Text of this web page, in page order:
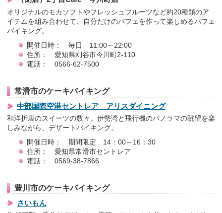
オリジナルのモカソフトやフレッシュフルーツなど約20種類のア
イテムを組み合わせて、自分だけのパフェを作って楽しめるパフェ
バイキング。
開催日時： 毎日 11:00～22:00
住所： 愛知県刈谷市今川町2-110
電話： 0566-62-7500
常滑市のケーキバイキング
中部国際空港セントレア アリスダイニング
和洋折衷のスイーツの数々。伊勢湾と飛行機のパノラマの眺望を楽
しみながら、デザートバイキング。
開催日時： 期間限定 14：00～16：30
住所： 愛知県常滑市セントレア
電話： 0569-38-7866
豊川市のケーキバイキング
さいもん